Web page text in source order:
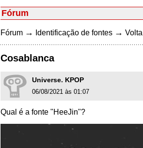
Fórum
Fórum → Identificação de fontes →
Cosablanca
Universe. KPOP
06/08/2021 às 01:07
Qual é a fonte "HeeJin"?